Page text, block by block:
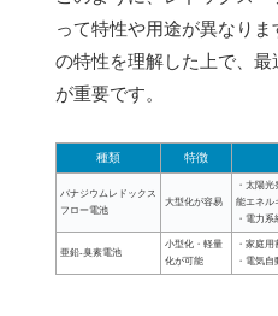
って特性や用途が異なり
の特性を理解した上で、最
が重要です。
種類 特徴
バナジウムレドックス
フロー電池
大型化が容易
・太陽
能エネル
・電力
亜鉛-臭素電池
小型化・軽量
化が可能
・家庭用
・電気